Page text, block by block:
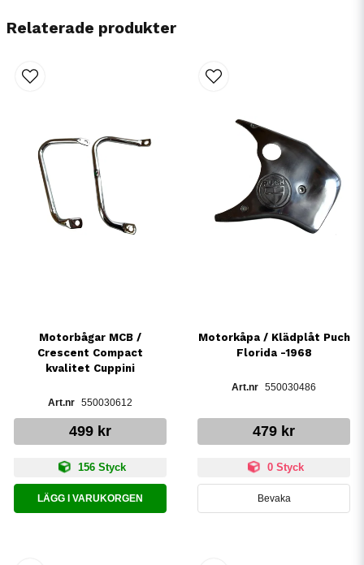
Relaterade produkter
Motorbågar MCB /
Crescent Compact
kvalitet Cuppini
550030612
499 kr
156 Styck
LÄGG I VARUKORGEN
Motorkåpa / Klädplåt Puch
Florida -1968
550030486
479 kr
0 Styck
Bevaka